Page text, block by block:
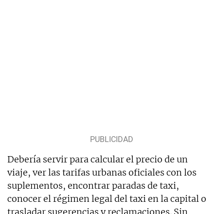
Debería servir para calcular el precio de un
viaje, ver las tarifas urbanas oficiales con los
suplementos, encontrar paradas de taxi,
conocer el régimen legal del taxi en la capital o
trasladar sugerencias y reclamaciones. Sin